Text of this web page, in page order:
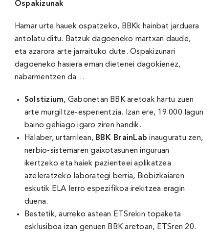
Ospakizunak
Hamar urte hauek ospatzeko, BBKk hainbat jarduera
antolatu ditu. Batzuk dagoeneko martxan daude,
eta azarora arte jarraituko dute. Ospakizunari
dagoeneko hasiera eman dietenei dagokienez,
nabarmentzen da…
Solstizium, Gabonetan BBK aretoak hartu zuen
arte murgiltze-esperientzia. Izan ere, 19.000 lagun
baino gehiago igaro ziren handik.
Halaber, urtarrilean, BBK BrainLab inauguratu zen,
nerbio-sistemaren gaixotasunen inguruan
ikertzeko eta haiek pazienteei aplikatzea
azeleratzeko laborategi berria, Biobizkaiaren
eskutik ELA lerro espezifikoa irekitzea eragin
duena.
Bestetik, aurreko astean ETSrekin topaketa
esklusiboa izan genuen BBK aretoan, ETSren 20.